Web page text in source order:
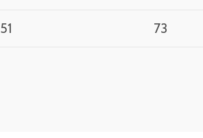
51 73